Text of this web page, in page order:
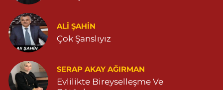
ALI ŞAHİN
Çok Şanslıyız
SERAP AKAY AĞIRMAN
Evlilikte Bireyselleşme Ve